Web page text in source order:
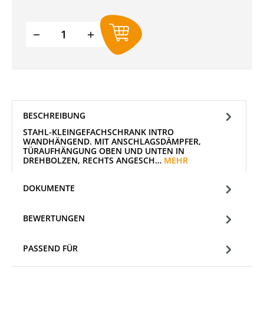
Produkt Anzahl: Gib den
BESCHREIBUNG
STAHL-KLEINGEFACHSCHRANK INTRO
WANDHÄNGEND. MIT ANSCHLAGSDÄMPFER,
TÜRAUFHÄNGUNG OBEN UND UNTEN IN
DREHBOLZEN, RECHTS ANGESCH… MEHR
DOKUMENTE
BEWERTUNGEN
PASSEND FÜR